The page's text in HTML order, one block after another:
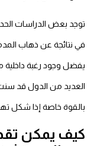
توجد بعض الدراسات الحديثة
في نتائجة عن ذهاب
يفضل وجود رغبة داخلية
العديد من الدول قد سنت
بالقوة خاصة إذا شكل
كيف يمكن